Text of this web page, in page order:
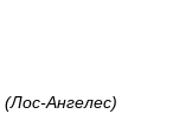
(Лос-Ангелес)